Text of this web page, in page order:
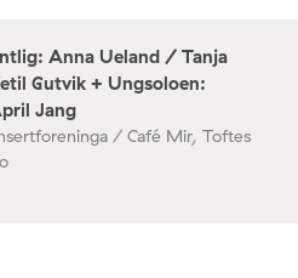
Anna Ueland / Tanja
Gutvik + Ungsoloen:
Jang
/ Café Mir, Toftes